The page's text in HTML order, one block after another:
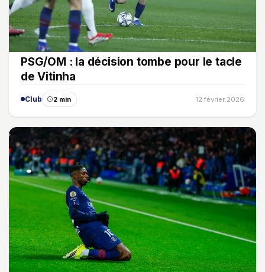
PSG/OM : la décision tombe pour le tacle
de Vitinha
Club 2 min 12 février 2026